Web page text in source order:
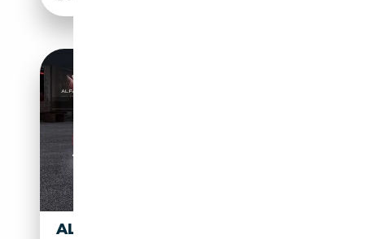
ALFA ROMEO GIULIA 2.0